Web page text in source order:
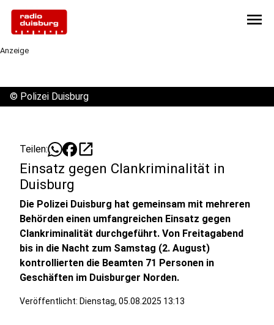
menu
Anzeige
© Polizei Duisburg
Teilen: open_in_new
Einsatz gegen Clankriminalität in
Duisburg
Die Polizei Duisburg hat gemeinsam mit mehreren
Behörden einen umfangreichen Einsatz gegen
Clankriminalität durchgeführt. Von Freitagabend
bis in die Nacht zum Samstag (2. August)
kontrollierten die Beamten 71 Personen in
Geschäften im Duisburger Norden.
Veröffentlicht: Dienstag, 05.08.2025 13:13